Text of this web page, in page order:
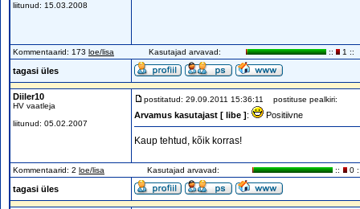
liitunud: 15.03.2008
Kommentaarid: 173 loe/lisa Kasutajad arvavad: :: 1 ::
tagasi üles
Diiler10
HV vaatleja
liitunud: 05.02.2007
postitatud: 29.09.2011 15:36:11 postituse pealkiri:
Arvamus kasutajast [ libe ]: Positiivne
Kaup tehtud, kõik korras!
Kommentaarid: 2 loe/lisa Kasutajad arvavad: :: 0
tagasi üles